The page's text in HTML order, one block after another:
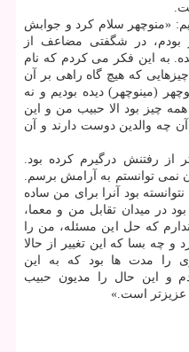
«منوچهر سلام کرد و جوابش
بودم، در شگفتی مضاعف از
به این فکر می کردم که نام
که هیچ گاه راهی بر آن
(مینوچهر) دیده بودیم و نه
چیز بود الا حبیب من و این
چه والدین دوست دارند و آن
از رفتنش درگیرم کرده بود.
نمی توانستم به آرامش برسم.
بود آنرا برای من ساده
در میدان تقابل من و معما،
که حل این مسئله، من را
چه بسا که این تغییر از حالا
را مدت ها بود که به این
و این حال را مدیون حبیب
عزیزتر است.»